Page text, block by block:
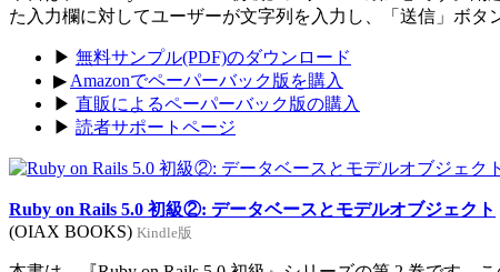
た入力欄に対してユーザーが文字列を入力し、「送信」ボタ
▶ 無料サンプル(PDF)のダウンロード
▶ Amazonでペーパーバック版を購入
▶ 直販によるペーパーバック版の購入
▶ 読者サポートページ
Ruby on Rails 5.0 初級②: データベースとモデルオブジェクト
(OIAX BOOKS) Kindle版